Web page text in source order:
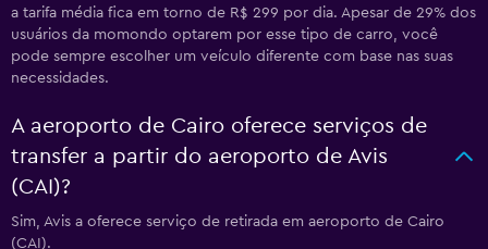
a tarifa média fica em torno de R$ 299 por dia. Apesar de 29% dos
usuários da momondo optarem por esse tipo de carro, você
pode sempre escolher um veículo diferente com base nas suas
necessidades.
A aeroporto de Cairo oferece serviços de
transfer a partir do aeroporto de Avis
(CAI)?
Sim, Avis a oferece serviço de retirada em aeroporto de Cairo
(CAI).